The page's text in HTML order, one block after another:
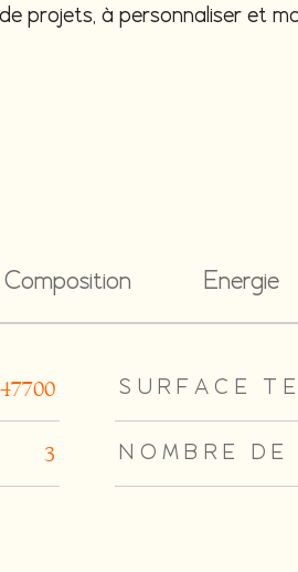
projets, à personnaliser et
Composition Energie
47700 SURFACE
3 NOMBRE DE